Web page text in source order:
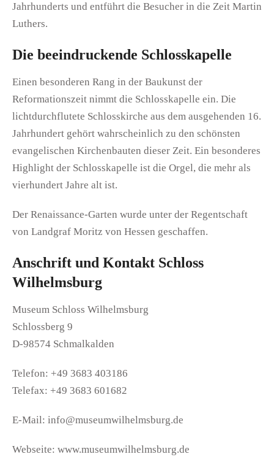
Jahrhunderts und entführt die Besucher in die Zeit Martin
Luthers.
Die beeindruckende Schlosskapelle
Einen besonderen Rang in der Baukunst der
Reformationszeit nimmt die Schlosskapelle ein. Die
lichtdurchflutete Schlosskirche aus dem ausgehenden 16.
Jahrhundert gehört wahrscheinlich zu den schönsten
evangelischen Kirchenbauten dieser Zeit. Ein besonderes
Highlight der Schlosskapelle ist die Orgel, die mehr als
vierhundert Jahre alt ist.
Der Renaissance-Garten wurde unter der Regentschaft
von Landgraf Moritz von Hessen geschaffen.
Anschrift und Kontakt Schloss
Wilhelmsburg
Museum Schloss Wilhelmsburg
Schlossberg 9
D-98574 Schmalkalden
Telefon: +49 3683 403186
Telefax: +49 3683 601682
E-Mail: info@museumwilhelmsburg.de
Webseite: www.museumwilhelmsburg.de